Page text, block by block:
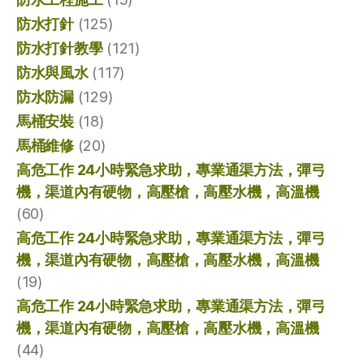
防水打針(125)
防水打針教學(121)
防水與風水(117)
防水防漏(129)
馬桶安裝(18)
馬桶維修(20)
高危工作 24小時緊急求助，專業通渠方法，彈弓
機，渠道內有硬物，高壓槍，高壓水機，高溫機
(60)
高危工作 24小時緊急求助，專業通渠方法，彈弓
機，渠道內有硬物，高壓槍，高壓水機，高溫機
(19)
高危工作 24小時緊急求助，專業通渠方法，彈弓
機，渠道內有硬物，高壓槍，高壓水機，高溫機
(44)